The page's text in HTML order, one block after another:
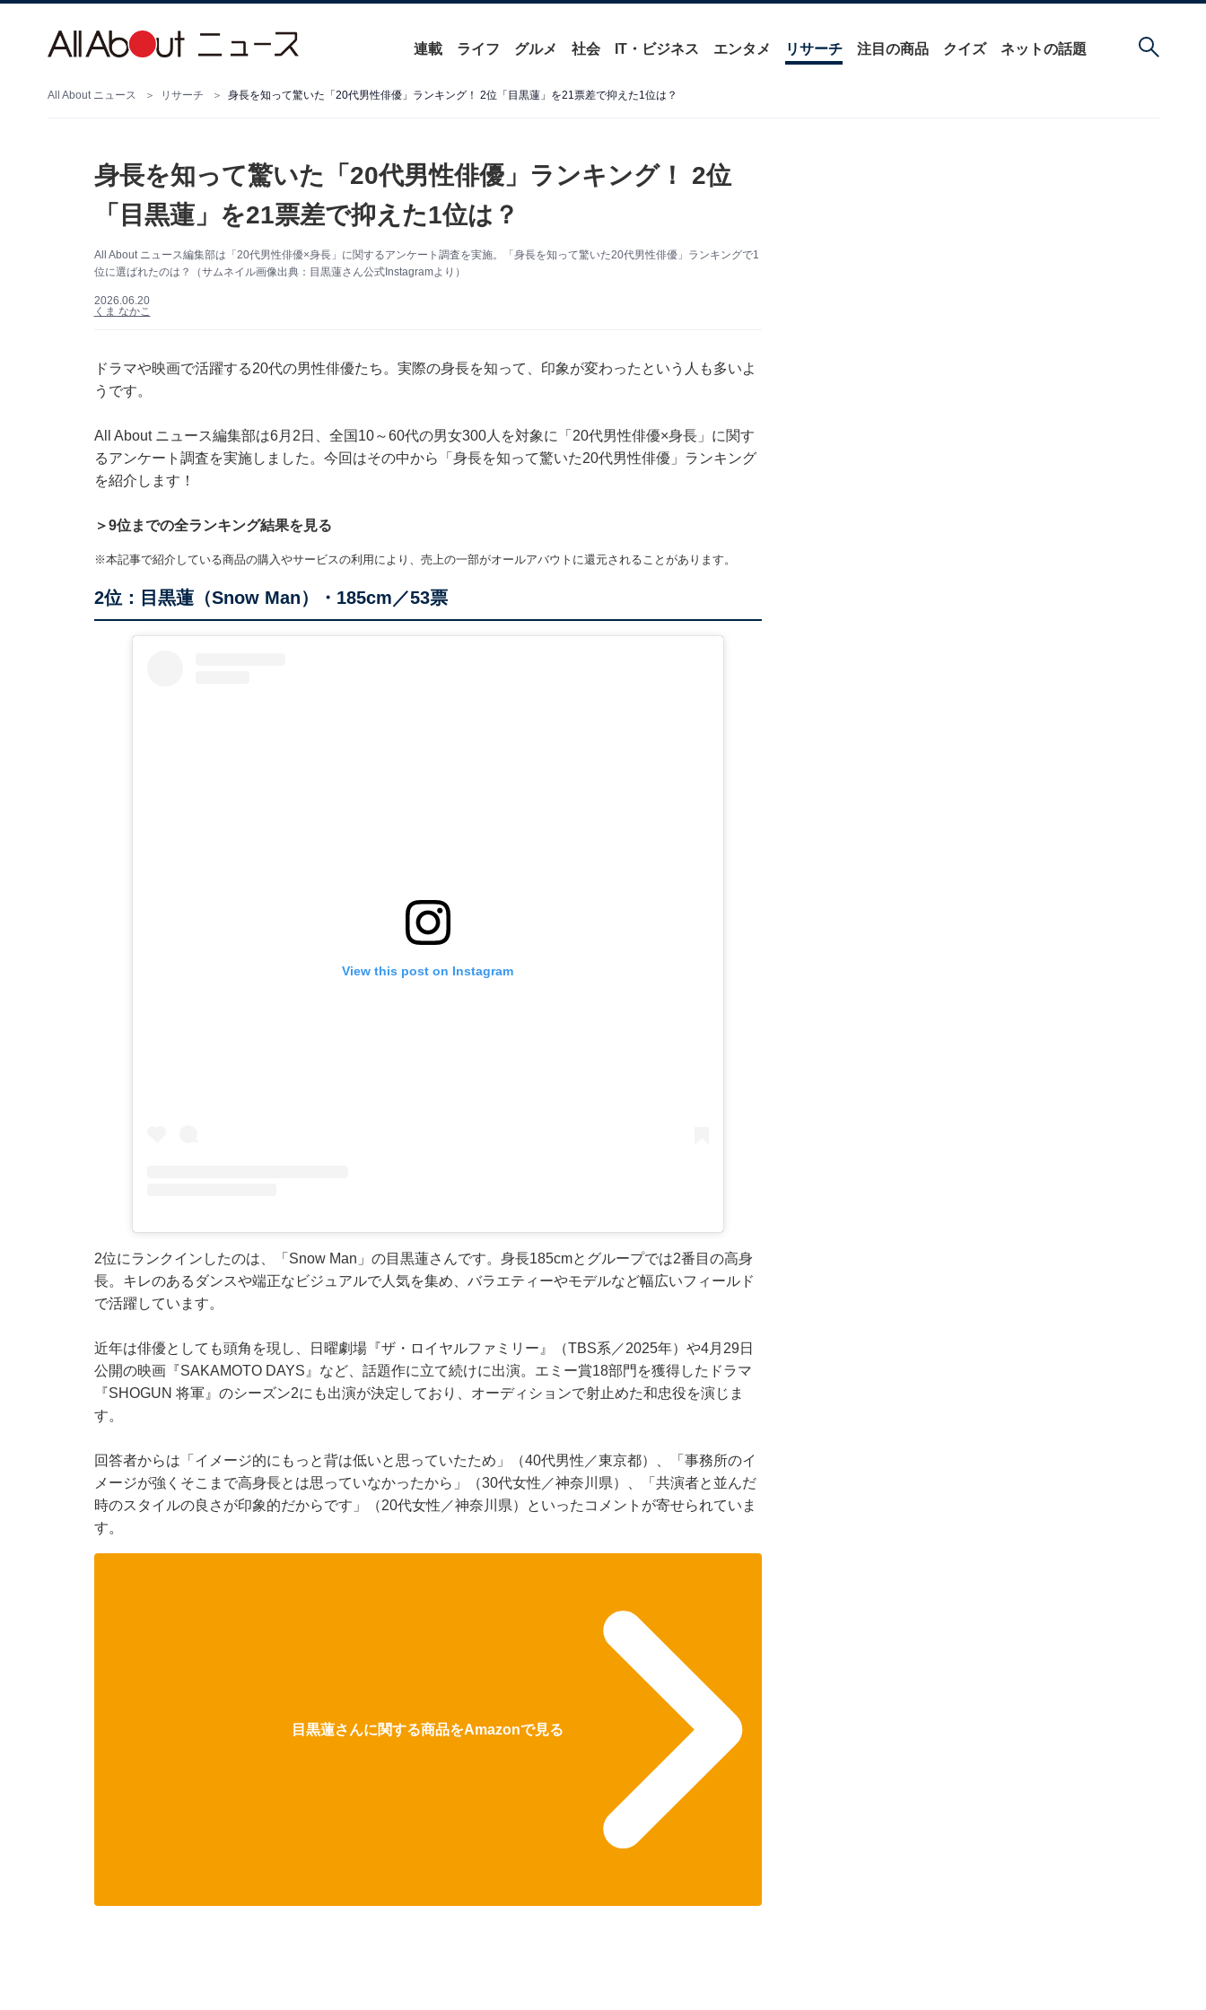
連載 ライフ グルメ 社会 IT・ビジネス エンタメ リサーチ 注目の商品 クイズ ネットの話題
All About ニュース リサーチ 身長を知って驚いた「20代男性俳優」ランキング！ 2位「目黒蓮」を21票差で抑えた1位は？
身長を知って驚いた「20代男性俳優」ランキング！ 2位
「目黒蓮」を21票差で抑えた1位は？
All About ニュース編集部は「20代男性俳優×身長」に関するアンケート調査を実施。「身長を知って驚いた20代男性俳優」ランキングで1
位に選ばれたのは？（サムネイル画像出典：目黒蓮さん公式Instagramより）
2026.06.20
くま なかこ
ドラマや映画で活躍する20代の男性俳優たち。実際の身長を知って、印象が変わったという人も多いよ
うです。
All About ニュース編集部は6月2日、全国10～60代の男女300人を対象に「20代男性俳優×身長」に関す
るアンケート調査を実施しました。今回はその中から「身長を知って驚いた20代男性俳優」ランキング
を紹介します！
＞9位までの全ランキング結果を見る
※本記事で紹介している商品の購入やサービスの利用により、売上の一部がオールアバウトに還元されることがあります。
2位：目黒蓮（Snow Man）・185cm／53票
View this post on Instagram
2位にランクインしたのは、「Snow Man」の目黒蓮さんです。身長185cmとグループでは2番目の高身
長。キレのあるダンスや端正なビジュアルで人気を集め、バラエティーやモデルなど幅広いフィールド
で活躍しています。
近年は俳優としても頭角を現し、日曜劇場『ザ・ロイヤルファミリー』（TBS系／2025年）や4月29日
公開の映画『SAKAMOTO DAYS』など、話題作に立て続けに出演。エミー賞18部門を獲得したドラマ
『SHOGUN 将軍』のシーズン2にも出演が決定しており、オーディションで射止めた和忠役を演じま
す。
回答者からは「イメージ的にもっと背は低いと思っていたため」（40代男性／東京都）、「事務所のイ
メージが強くそこまで高身長とは思っていなかったから」（30代女性／神奈川県）、「共演者と並んだ
時のスタイルの良さが印象的だからです」（20代女性／神奈川県）といったコメントが寄せられていま
す。
目黒蓮さんに関する商品をAmazonで見る